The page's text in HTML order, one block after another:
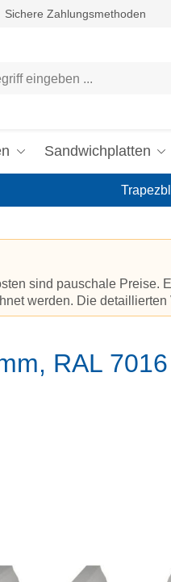
Sichere Zahlungsmethoden
Sandwichplatten
sind pauschale
werden. Die
RAL